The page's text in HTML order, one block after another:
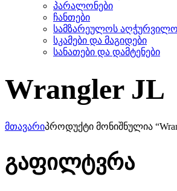
პარალონები
ჩანთები
სამზარეულოს
სკამები და მაგიდები
სანათები და დამტენები
Wrangler JL
მთავარიპროდუქტი მონიშნულია
გაფილტვრა